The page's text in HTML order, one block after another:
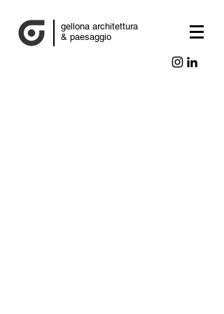
gellona architettura
& paesaggio